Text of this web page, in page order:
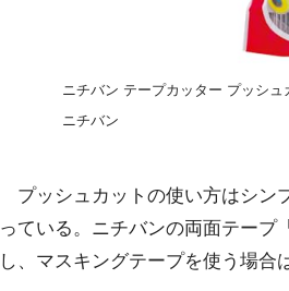
ニチバン テープカッター プッシュ
ニチバン
プッシュカットの使い方はシン
っている。ニチバンの両面テープ
し、マスキングテープを使う場合